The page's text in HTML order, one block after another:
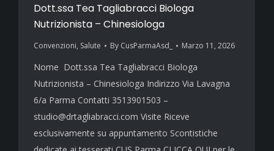
Dott.ssa Tea Tagliabracci Biologa
Nutrizionista – Chinesiologa
Convenzioni, Salute By CusParmaAsd_ Marzo 11, 2026
Nome Dott.ssa Tea Tagliabracci Biologa
Nutrizionista – Chinesiologa Indirizzo Via Lavagna
6/a Parma Contatti 3513901503 –
studio@drtagliabracci.com Visite Riceve
esclusivamente su appuntamento Scontistiche